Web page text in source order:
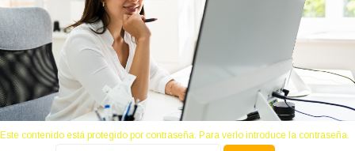
Este contenido está protegido por contraseña. Para verlo introduce la contraseña.